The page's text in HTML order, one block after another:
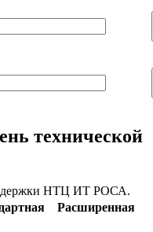
технической
НТЦ ИТ РОСА.
Расширенная